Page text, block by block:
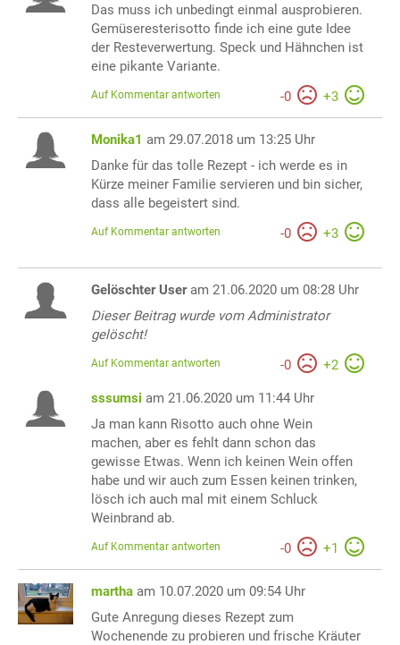
Das muss ich unbedingt einmal ausprobieren.
Gemüseresterisotto finde ich eine gute Idee
der Resteverwertung. Speck und Hähnchen ist
eine pikante Variante.
-0 +3
Auf Kommentar antworten
Monika1 am 29.07.2018 um 13:25 Uhr
Danke für das tolle Rezept - ich werde es in
Kürze meiner Familie servieren und bin sicher,
dass alle begeistert sind.
-0 +3
Auf Kommentar antworten
Gelöschter User am 21.06.2020 um 08:28 Uhr
Dieser Beitrag wurde vom Administrator
gelöscht!
-0 +2
Auf Kommentar antworten
sssumsi am 21.06.2020 um 11:44 Uhr
Ja man kann Risotto auch ohne Wein
machen, aber es fehlt dann schon das
gewisse Etwas. Wenn ich keinen Wein offen
habe und wir auch zum Essen keinen trinken,
lösch ich auch mal mit einem Schluck
Weinbrand ab.
-0 +1
Auf Kommentar antworten
martha am 10.07.2020 um 09:54 Uhr
Gute Anregung dieses Rezept zum
Wochenende zu probieren und frische Kräuter